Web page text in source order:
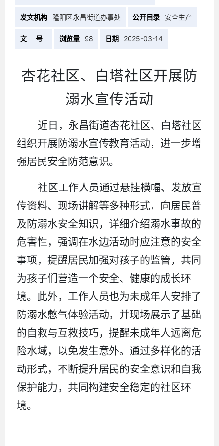
发文机构 隆阳区永昌街道办事处 公开目录 安全生产
文 号 浏览量 98 日期 2025-03-14
杏花社区、白塔社区开展防
溺水宣传活动
近日，永昌街道杏花社区、白塔社区
组织开展防溺水宣传教育活动，进一步增
强居民安全防范意识。
社区工作人员通过悬挂横幅、发放宣
传资料、现场讲解等多种形式，向居民普
及防溺水安全知识，详细介绍溺水事故的
危害性，强调在水边活动时应注意的安全
事项，提醒居民加强对孩子的监管，共同
为孩子们营造一个安全、健康的成长环
境。此外，工作人员也为未成年人安排了
防溺水憋气体验活动，并现场展示了基础
的自救与互救技巧，提醒未成年人远离危
险水域，以免发生意外。通过多样化的活
动形式，不断提升居民的安全意识和自我
保护能力，共同构建安全稳定的社区环
境。